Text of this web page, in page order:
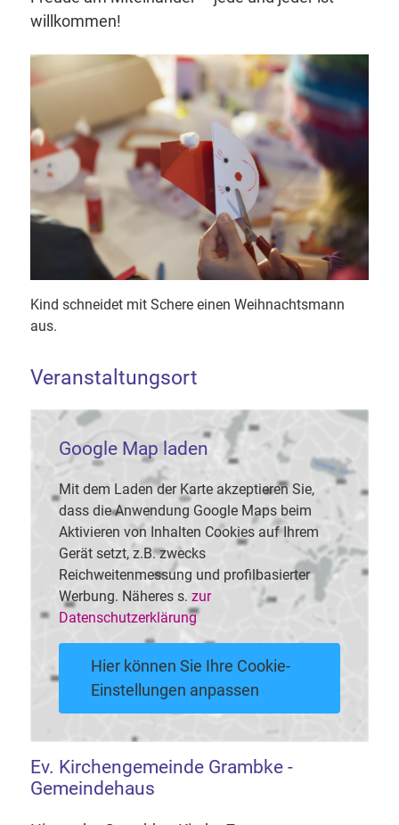
willkommen!
Kind schneidet mit Schere einen Weihnachtsmann
aus.
Veranstaltungsort
Google Map laden
Mit dem Laden der Karte akzeptieren Sie,
dass die Anwendung Google Maps beim
Aktivieren von Inhalten Cookies auf Ihrem
Gerät setzt, z.B. zwecks
Reichweitenmessung und profilbasierter
Werbung. Näheres s. zur
Datenschutzerklärung
Hier können Sie Ihre Cookie-
Einstellungen anpassen
Ev. Kirchengemeinde Grambke -
Gemeindehaus